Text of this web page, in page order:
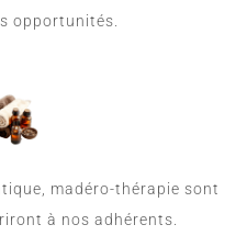
opportunités.
madéro-thérapie sont
à nos adhérents.